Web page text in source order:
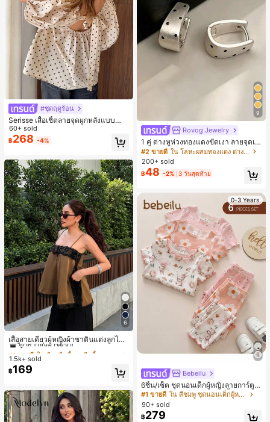
#ชุดฤดูร้อน
Serisse เสื้อเชิ้ตลายจุดผูกหลังแบบลำล
องสำหรับฤดูร้อน
60+ sold
฿268 -4%
6
เสื้อสายเดี่ยวผู้หญิงผ้าซาตินแต่งลูกไม้
- เสื้อสายเดี่ยวฤดูร้อนสีคากีมีรอยผ่าด้า
นข้างที่น่าดึงดูดแบบสบายๆ
#1 ขายดี
ใน สีกากี เสื้อสตรี เสื้อเบลาส์ & Tee
ลูกค้ากลับมาซื้อซ้ำ!
#1 ขายดี
ลูกค้ากลับมาซื้อซ้ำ!
#1 ขายดี
ลูกค้ากลับมาซื้อซ้ำ!
#1 ขายดี
ใน สีกากี เสื้อสตรี เสื้อเบลาส์ & Tee
1.5k+ sold
฿169
9
Rovog Jewelry
1 คู่ ต่างหูห่วงทองแดงขัดเงา ลายจุดเร
ขาคณิตสไตล์มินิมอล เหมาะสำหรับสว
มใส่ประจำวันแบบสบายๆ สำหรับผู้หญิง
#2 ขายดี
ใน โลหะผสมทองแดง ต่างหูผู้หญิง
200+ sold
฿48 -2% 3 วันสุดท้าย
0-3 Years
Bebeilu
6ชิ้น/เซ็ต ชุดนอนเด็กผู้หญิงลายการ์ตูน
หมีและดอกไม้ คอกลม แขนสั้น กางเกง
ขาสั้น ขอบระบาย สวมใส่สบาย
#1 ขายดี
ใน สีชมพู ชุดนอนเด็กผู้หญิง
90+ sold
฿279